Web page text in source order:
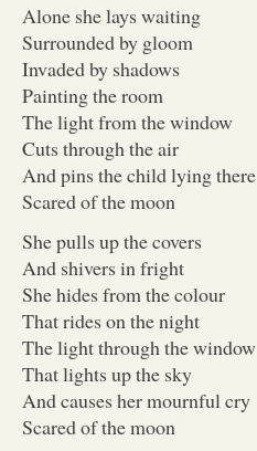
Alone she lays waiting
Surrounded by gloom
Invaded by shadows
Painting the room
The light from the window
Cuts through the air
And pins the child lying there
Scared of the moon
She pulls up the covers
And shivers in fright
She hides from the colour
That rides on the night
The light through the window
That lights up the sky
And causes her mournful cry
Scared of the moon